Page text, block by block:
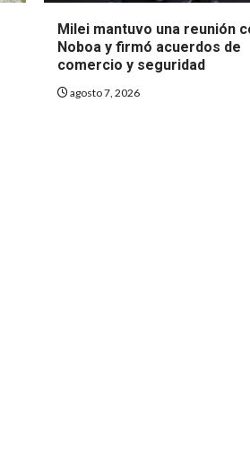
Milei mantuvo una reunión
Noboa y firmó acuerdos de
comercio y seguridad
agosto 7, 2026